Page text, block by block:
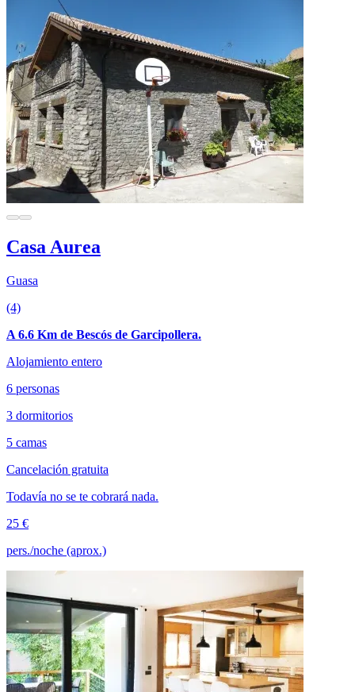
Casa Aurea
Guasa
(4)
A 6.6 Km de Bescós de Garcipollera.
Alojamiento entero
6 personas
3 dormitorios
5 camas
Cancelación gratuita
Todavía no se te cobrará nada.
25 €
pers./noche (aprox.)